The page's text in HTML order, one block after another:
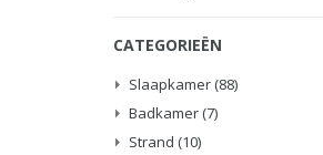
CATEGORIEËN
Slaapkamer (88)
Badkamer (7)
Strand (10)